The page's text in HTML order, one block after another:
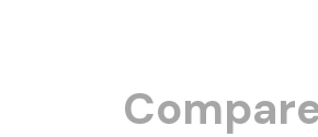
La technologie au